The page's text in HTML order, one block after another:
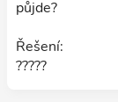
půjde?
Řešení:
?????